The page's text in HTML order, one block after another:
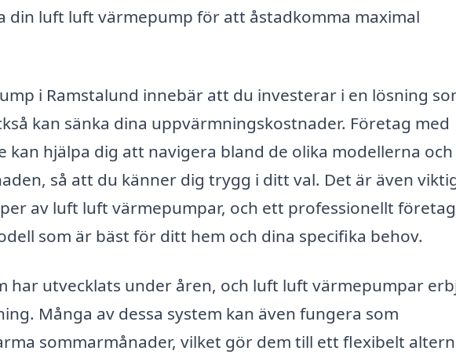
din luft luft värmepump för att åstadkomma maximal
i Ramstalund innebär att du investerar i en lösning
kan sänka dina uppvärmningskostnader. Företag med
hjälpa dig att navigera bland de olika modellerna och
så att du känner dig trygg i ditt val. Det är även
av luft luft värmepumpar, och ett professionellt
som är bäst för ditt hem och dina specifika behov.
har utvecklats under åren, och luft luft värmepumpar
Många av dessa system kan även fungera som
sommarmånader, vilket gör dem till ett flexibelt